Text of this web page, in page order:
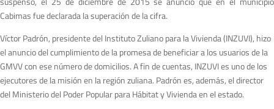
Cabimas fue declarada la superación de la cifra.
Víctor Padrón, presidente del Instituto Zuliano para la Vivienda (INZUVI), hizo
el anuncio del cumplimiento de la promesa de beneficiar a los usuarios de la
GMVV con ese número de domicilios. A fin de cuentas, INZUVI es uno de los
ejecutores de la misión en la región zuliana. Padrón es, además, el director
del Ministerio del Poder Popular para Hábitat y Vivienda en el estado.